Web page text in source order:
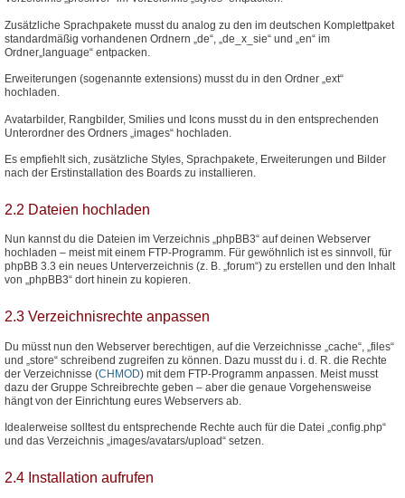
Zusätzliche Sprachpakete musst du analog zu den im deutschen Komplettpaket
standardmäßig vorhandenen Ordnern „de“, „de_x_sie“ und „en“ im
Ordner„language“ entpacken.
Erweiterungen (sogenannte extensions) musst du in den Ordner „ext“
hochladen.
Avatarbilder, Rangbilder, Smilies und Icons musst du in den entsprechenden
Unterordner des Ordners „images“ hochladen.
Es empfiehlt sich, zusätzliche Styles, Sprachpakete, Erweiterungen und Bilder
nach der Erstinstallation des Boards zu installieren.
2.2 Dateien hochladen
Nun kannst du die Dateien im Verzeichnis „phpBB3“ auf deinen Webserver
hochladen – meist mit einem FTP-Programm. Für gewöhnlich ist es sinnvoll, für
phpBB 3.3 ein neues Unterverzeichnis (z. B. „forum“) zu erstellen und den Inhalt
von „phpBB3“ dort hinein zu kopieren.
2.3 Verzeichnisrechte anpassen
Du müsst nun den Webserver berechtigen, auf die Verzeichnisse „cache“, „files“
und „store“ schreibend zugreifen zu können. Dazu musst du i. d. R. die Rechte
der Verzeichnisse (CHMOD) mit dem FTP-Programm anpassen. Meist musst
dazu der Gruppe Schreibrechte geben – aber die genaue Vorgehensweise
hängt von der Einrichtung eures Webservers ab.
Idealerweise solltest du entsprechende Rechte auch für die Datei „config.php“
und das Verzeichnis „images/avatars/upload“ setzen.
2.4 Installation aufrufen